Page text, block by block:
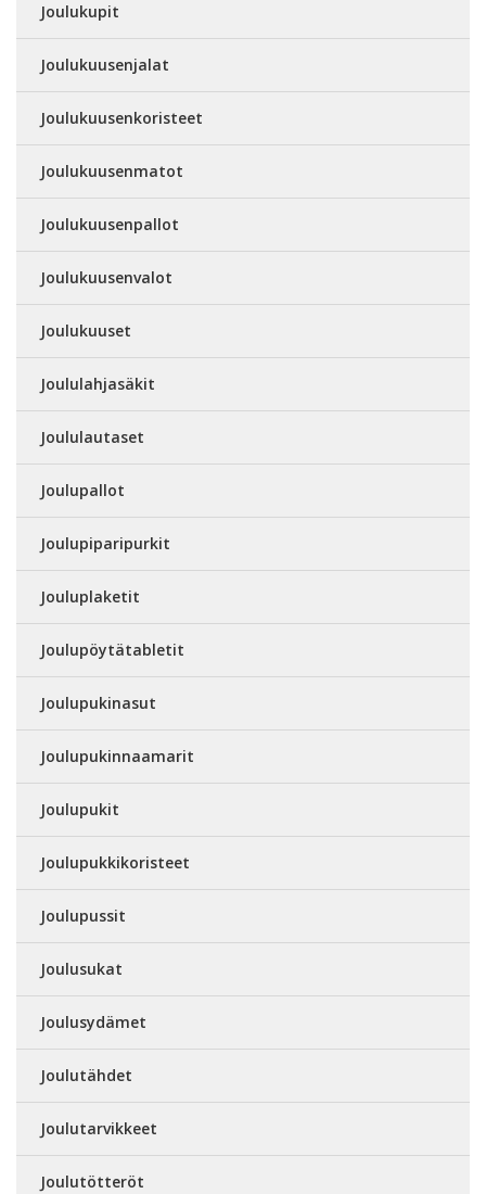
Joulukupit
Joulukuusenjalat
Joulukuusenkoristeet
Joulukuusenmatot
Joulukuusenpallot
Joulukuusenvalot
Joulukuuset
Joululahjasäkit
Joululautaset
Joulupallot
Joulupiparipurkit
Jouluplaketit
Joulupöytätabletit
Joulupukinasut
Joulupukinnaamarit
Joulupukit
Joulupukkikoristeet
Joulupussit
Joulusukat
Joulusydämet
Joulutähdet
Joulutarvikkeet
Joulutötteröt